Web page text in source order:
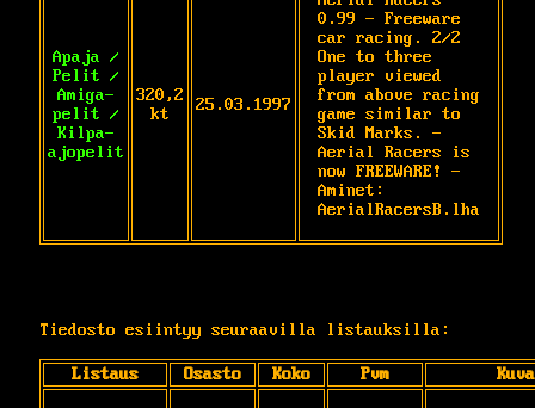
Apaja /
Pelit /
Amiga-
pelit /
Kilpa-
ajopelit
320,2
kt
25.03.1997
0.99 - Freeware
car racing. 2/2
One to three
player viewed
from above racing
game similar to
Skid Marks. -
Aerial Racers is
now FREEWARE! -
Aminet:
AerialRacersB.lha
Tiedosto esiintyy seuraavilla listauksilla:
Listaus Osasto Koko Pvm